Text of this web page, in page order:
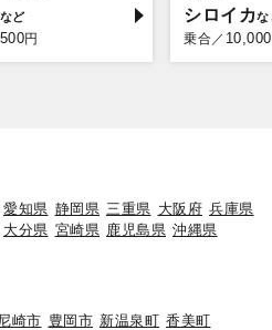
円
シロイカ
乗合／ 10,000
愛知県 静岡県 三重県 大阪府 兵庫県
大分県 宮崎県 鹿児島県 沖縄県
崎市 豊岡市 新温泉町 香美町